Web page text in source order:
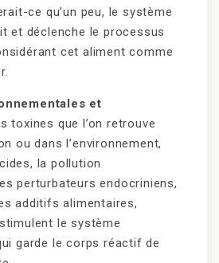
ce qu’un peu, le système
et déclenche le processus
cet aliment comme
et
toxines que l’on retrouve
ou dans l’environnement,
la pollution
perturbateurs endocriniens,
additifs alimentaires,
le système
garde le corps réactif de